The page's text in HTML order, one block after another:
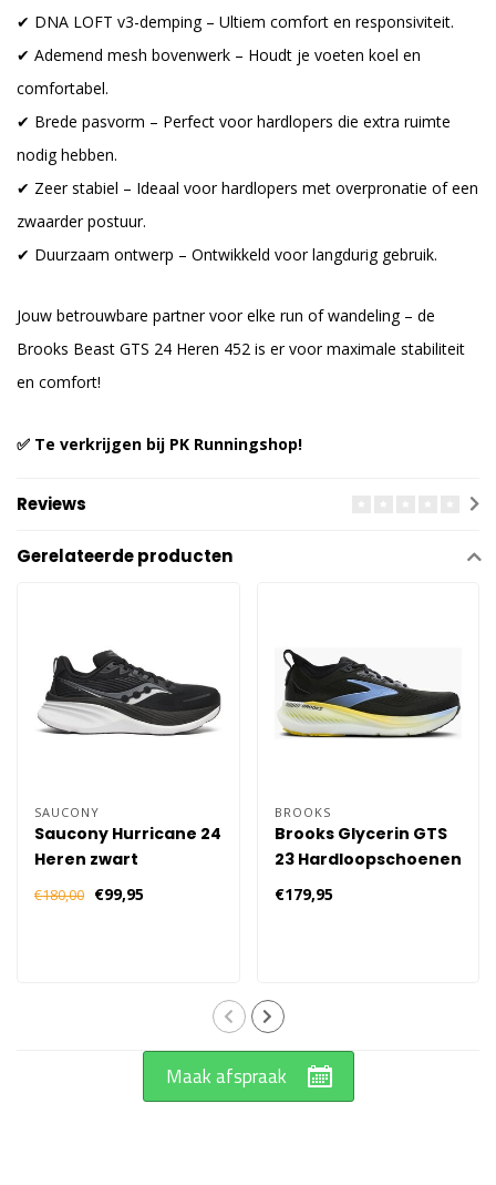
✔ DNA LOFT v3-demping – Ultiem comfort en responsiviteit.
✔ Ademend mesh bovenwerk – Houdt je voeten koel en
comfortabel.
✔ Brede pasvorm – Perfect voor hardlopers die extra ruimte
nodig hebben.
✔ Zeer stabiel – Ideaal voor hardlopers met overpronatie of een
zwaarder postuur.
✔ Duurzaam ontwerp – Ontwikkeld voor langdurig gebruik.
Jouw betrouwbare partner voor elke run of wandeling – de
Brooks Beast GTS 24 Heren 452 is er voor maximale stabiliteit
en comfort!
✅ Te verkrijgen bij PK Runningshop!
Reviews
Gerelateerde producten
SAUCONY
Saucony Hurricane 24
Heren zwart
€180,00 €99,95
BROOKS
Brooks Glycerin GTS
23 Hardloopschoenen
Heren - Zwart
€179,95
Maak afspraak